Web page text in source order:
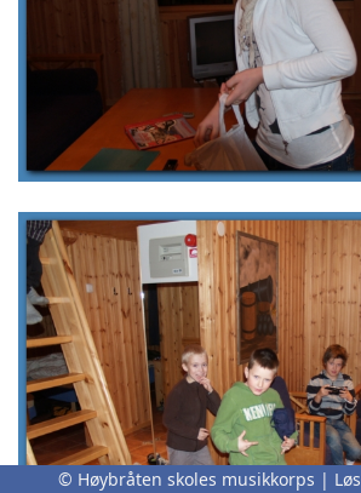
© Høybråten skoles musikkorps |